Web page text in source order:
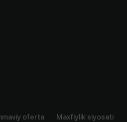
oferta Maxfiylik siyosati